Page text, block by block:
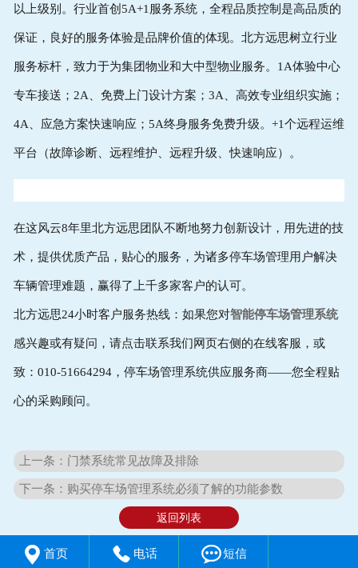
以上级别。行业首创5A+1服务系统，全程品质控制是高品质的
保证，良好的服务体验是品牌价值的体现。北方远思树立行业
服务标杆，致力于为集团物业和大中型物业服务。1A体验中心
专车接送；2A、免费上门设计方案；3A、高效专业组织实施；
4A、应急方案快速响应；5A终身服务免费升级。+1个远程运维
平台（故障诊断、远程维护、远程升级、快速响应）。
在这风云8年里北方远思团队不断地努力创新设计，用先进的技
术，提供优质产品，贴心的服务，为诸多停车场管理用户解决
车辆管理难题，赢得了上千多家客户的认可。
北方远思24小时客户服务热线：如果您对智能停车场管理系统
感兴趣或有疑问，请点击联系我们网页右侧的在线客服，或
致：010-51664294，停车场管理系统供应服务商——您全程贴
心的采购顾问。
上一条：门禁系统常见故障及排除
下一条：购买停车场管理系统必须了解的功能参数
返回列表
 首页  电话 短信